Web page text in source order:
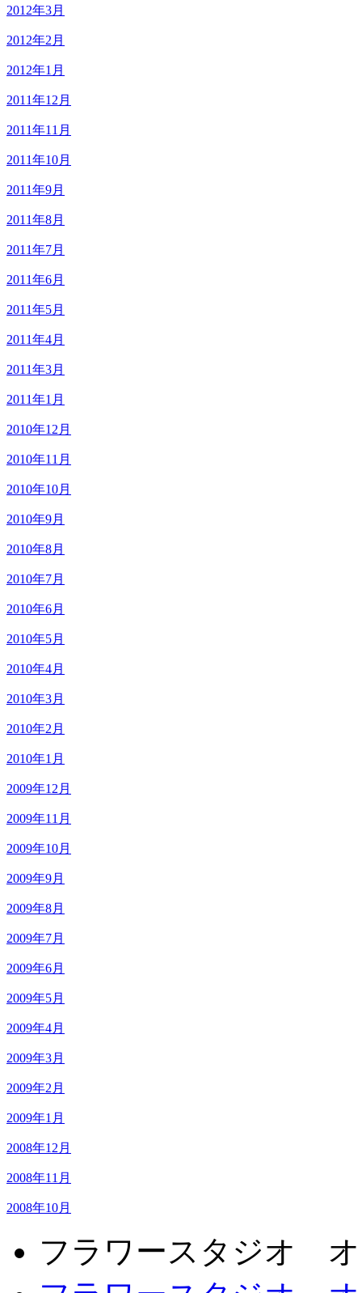
2012年3月
2012年2月
2012年1月
2011年12月
2011年11月
2011年10月
2011年9月
2011年8月
2011年7月
2011年6月
2011年5月
2011年4月
2011年3月
2011年1月
2010年12月
2010年11月
2010年10月
2010年9月
2010年8月
2010年7月
2010年6月
2010年5月
2010年4月
2010年3月
2010年2月
2010年1月
2009年12月
2009年11月
2009年10月
2009年9月
2009年8月
2009年7月
2009年6月
2009年5月
2009年4月
2009年3月
2009年2月
2009年1月
2008年12月
2008年11月
2008年10月
フラワースタジオ